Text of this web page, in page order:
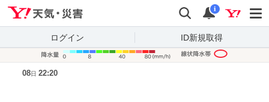
検索 通知
i
ログイン ID新規取得
08日 22:20